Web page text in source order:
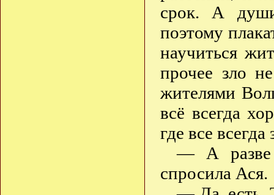
срок. А
поэтому
научиться
прочее зло
жителями
всё всегда
где все
— А разве
спросила Ася.